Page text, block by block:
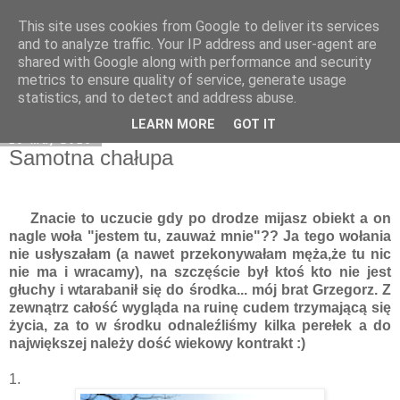
Moje miejsce
Samotna chałupa
Znacie to uczucie gdy po drodze mijasz obiekt a on
nagle woła "jestem tu, zauważ mnie"?? Ja tego wołania
nie usłyszałam (a nawet przekonywałam męża,że tu nic
nie ma i wracamy), na szczęście był ktoś kto nie jest
głuchy i wtarabanił się do środka... mój brat Grzegorz. Z
zewnątrz całość wygląda na ruinę cudem trzymającą się
życia, za to w środku odnaleźliśmy kilka perełek a do
największej należy dość wiekowy kontrakt :)
1.
This site uses cookies from Google to deliver its services
and to analyze traffic. Your IP address and user-agent are
shared with Google along with performance and security
metrics to ensure quality of service, generate usage
statistics, and to detect and address abuse.
LEARN MORE GOT IT